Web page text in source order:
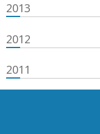
2013
2012
2011